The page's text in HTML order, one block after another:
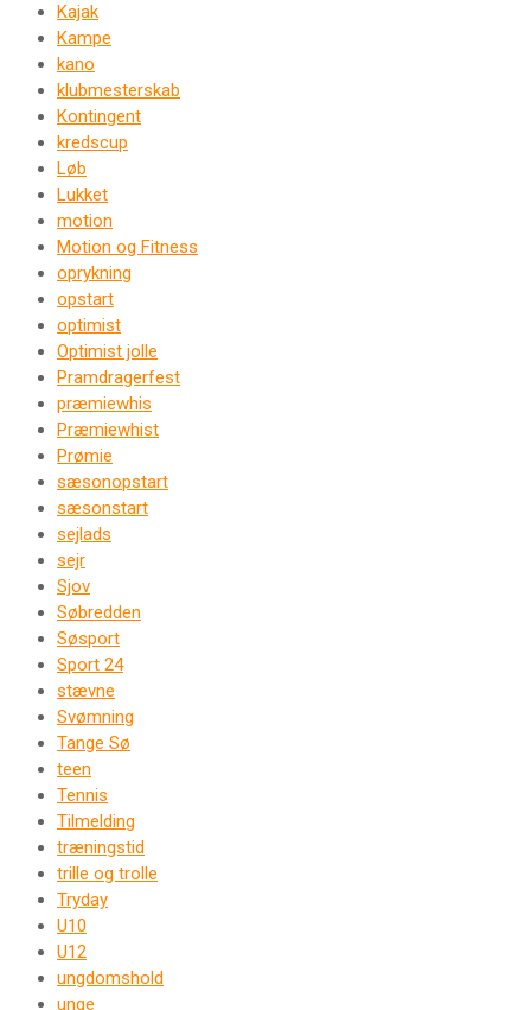
Kajak
Kampe
kano
klubmesterskab
Kontingent
kredscup
Løb
Lukket
motion
Motion og Fitness
oprykning
opstart
optimist
Optimist jolle
Pramdragerfest
præmiewhis
Præmiewhist
Prømie
sæsonopstart
sæsonstart
sejlads
sejr
Sjov
Søbredden
Søsport
Sport 24
stævne
Svømning
Tange Sø
teen
Tennis
Tilmelding
træningstid
trille og trolle
Tryday
U10
U12
ungdomshold
unge